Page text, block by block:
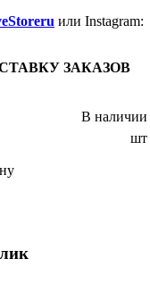
или Instagram:
ЗАКАЗОВ
В наличии
шт